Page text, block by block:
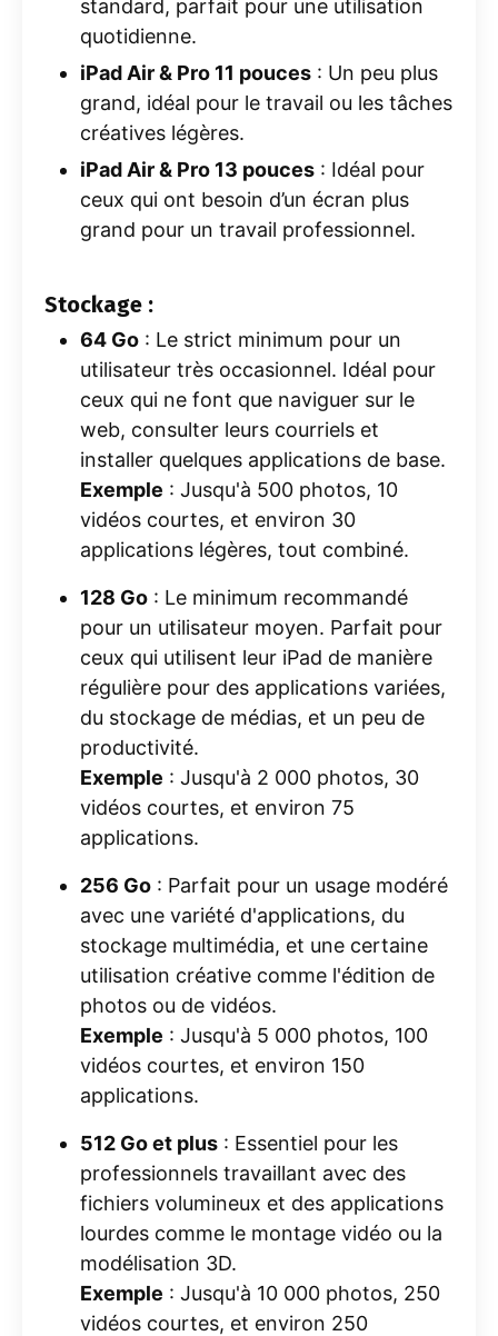
standard, parfait pour une utilisation
quotidienne.
iPad Air & Pro 11 pouces : Un peu plus
grand, idéal pour le travail ou les tâches
créatives légères.
iPad Air & Pro 13 pouces : Idéal pour
ceux qui ont besoin d’un écran plus
grand pour un travail professionnel.
Stockage :
64 Go : Le strict minimum pour un
utilisateur très occasionnel. Idéal pour
ceux qui ne font que naviguer sur le
web, consulter leurs courriels et
installer quelques applications de base.
Exemple : Jusqu'à 500 photos, 10
vidéos courtes, et environ 30
applications légères, tout combiné.
128 Go : Le minimum recommandé
pour un utilisateur moyen. Parfait pour
ceux qui utilisent leur iPad de manière
régulière pour des applications variées,
du stockage de médias, et un peu de
productivité.
Exemple : Jusqu'à 2 000 photos, 30
vidéos courtes, et environ 75
applications.
256 Go : Parfait pour un usage modéré
avec une variété d'applications, du
stockage multimédia, et une certaine
utilisation créative comme l'édition de
photos ou de vidéos.
Exemple : Jusqu'à 5 000 photos, 100
vidéos courtes, et environ 150
applications.
512 Go et plus : Essentiel pour les
professionnels travaillant avec des
fichiers volumineux et des applications
lourdes comme le montage vidéo ou la
modélisation 3D.
Exemple : Jusqu'à 10 000 photos, 250
vidéos courtes, et environ 250